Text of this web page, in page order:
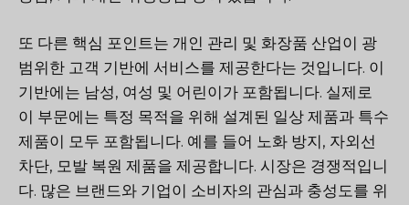
또 다른 핵심 포인트는 개인 관리 및 화장품 산업이 광
범위한 고객 기반에 서비스를 제공한다는 것입니다. 이
기반에는 남성, 여성 및 어린이가 포함됩니다. 실제로
이 부문에는 특정 목적을 위해 설계된 일상 제품과 특수
제품이 모두 포함됩니다. 예를 들어 노화 방지, 자외선
차단, 모발 복원 제품을 제공합니다. 시장은 경쟁적입니
다. 많은 브랜드와 기업이 소비자의 관심과 충성도를 위